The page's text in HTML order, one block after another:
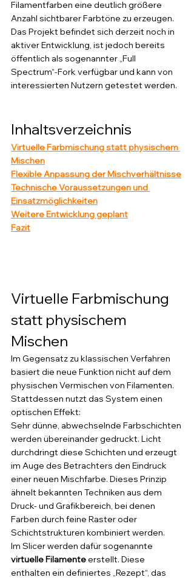
Filamentfarben eine deutlich größere
Anzahl sichtbarer Farbtöne zu erzeugen.
Das Projekt befindet sich derzeit noch in
aktiver Entwicklung, ist jedoch bereits
öffentlich als sogenannter „Full
Spectrum“-Fork verfügbar und kann von
interessierten Nutzern getestet werden.
Inhaltsverzeichnis
Virtuelle Farbmischung statt physischem
Mischen
Flexible Anpassung der Mischverhältnisse
Technische Voraussetzungen und
Einsatzmöglichkeiten
Weitere Entwicklung geplant
Fazit
Virtuelle Farbmischung
statt physischem
Mischen
Im Gegensatz zu klassischen Verfahren
basiert die neue Funktion nicht auf dem
physischen Vermischen von Filamenten.
Stattdessen nutzt das System einen
optischen Effekt:
Sehr dünne, abwechselnde Farbschichten
werden übereinander gedruckt. Licht
durchdringt diese Schichten und erzeugt
im Auge des Betrachters den Eindruck
einer neuen Mischfarbe. Dieses Prinzip
ähnelt bekannten Techniken aus dem
Druck- und Grafikbereich, bei denen
Farben durch feine Raster oder
Schichtstrukturen kombiniert werden.
Im Slicer werden dafür sogenannte
virtuelle Filamente erstellt. Diese
enthalten ein definiertes „Rezept“, das